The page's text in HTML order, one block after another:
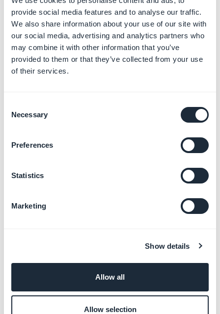
provide social media features and to analyse our traffic.
We also share information about your use of our site with
our social media, advertising and analytics partners who
may combine it with other information that you’ve
provided to them or that they’ve collected from your use
of their services.
Selection
Necessary
Preferences
Statistics
Marketing
Show details
Allow all
Allow selection
Ten cuidado y no insertes un texto demasiado largo.
en tu aplicación.